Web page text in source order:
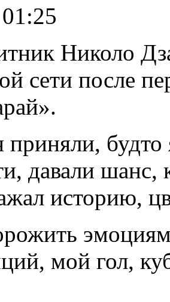
Николо
сети после
будто
давали шанс,
историю,
мой гол,